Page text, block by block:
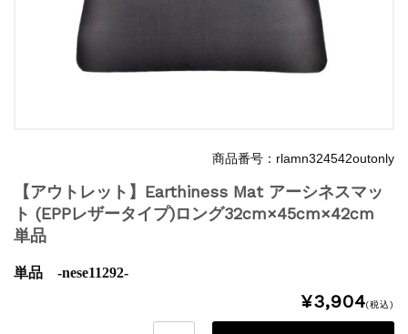
商品番号：rlamn324542outonly
【アウトレット】Earthiness Mat アーシネスマッ
ト (EPPレザータイプ)ロング32cm×45cm×42cm
単品
単品 -nese11292-
¥3,904(税込)